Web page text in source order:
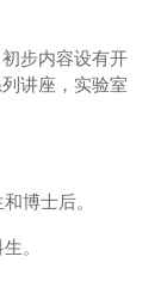
步内容设有开
讲座，实验室
博士后。
。